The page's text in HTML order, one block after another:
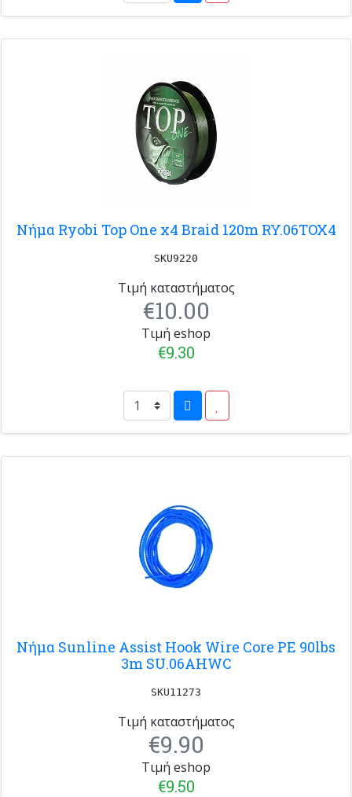
Νήμα Ryobi Top One x4 Braid 120m RY.06TOX4
SKU9220
Τιμή καταστήματος
€10.00
Τιμή eshop
€9.30
Νήμα Sunline Assist Hook Wire Core PE 90lbs
3m SU.06AHWC
SKU11273
Τιμή καταστήματος
€9.90
Τιμή eshop
€9.50